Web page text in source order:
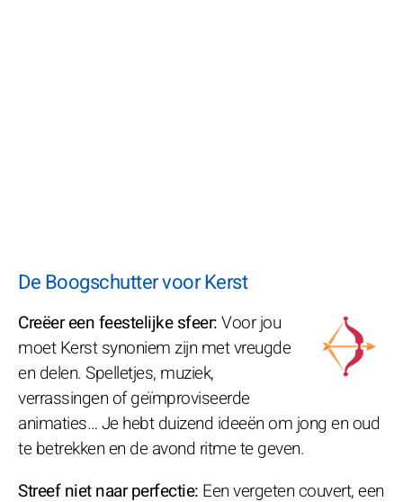
De Boogschutter voor Kerst
Creëer een feestelijke sfeer:Voor jou
moet Kerst synoniem zijn met vreugde
en delen. Spelletjes, muziek,
verrassingen of geïmproviseerde
animaties… Je hebt duizend ideeën om jong en oud
te betrekken en de avond ritme te geven.
Streef niet naar perfectie: Een vergeten couvert, een